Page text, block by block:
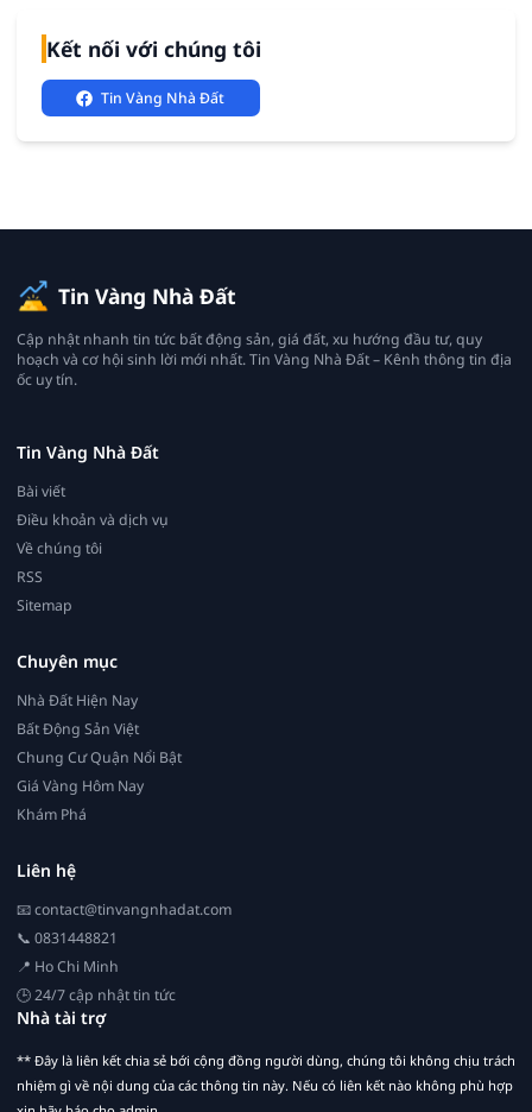
Kết nối với chúng tôi
Tin Vàng Nhà Đất
Tin Vàng Nhà Đất
Cập nhật nhanh tin tức bất động sản, giá đất, xu hướng đầu tư, quy
hoạch và cơ hội sinh lời mới nhất. Tin Vàng Nhà Đất – Kênh thông tin địa
ốc uy tín.
Tin Vàng Nhà Đất
Bài viết
Điều khoản và dịch vụ
Về chúng tôi
RSS
Sitemap
Chuyên mục
Nhà Đất Hiện Nay
Bất Động Sản Việt
Chung Cư Quận Nổi Bật
Giá Vàng Hôm Nay
Khám Phá
Liên hệ
📧contact@tinvangnhadat.com
📞 0831448821
📍 Ho Chi Minh
🕒 24/7 cập nhật tin tức
Nhà tài trợ
** Đây là liên kết chia sẻ bới cộng đồng người dùng, chúng tôi không chịu trách
nhiệm gì về nội dung của các thông tin này. Nếu có liên kết nào không phù hợp